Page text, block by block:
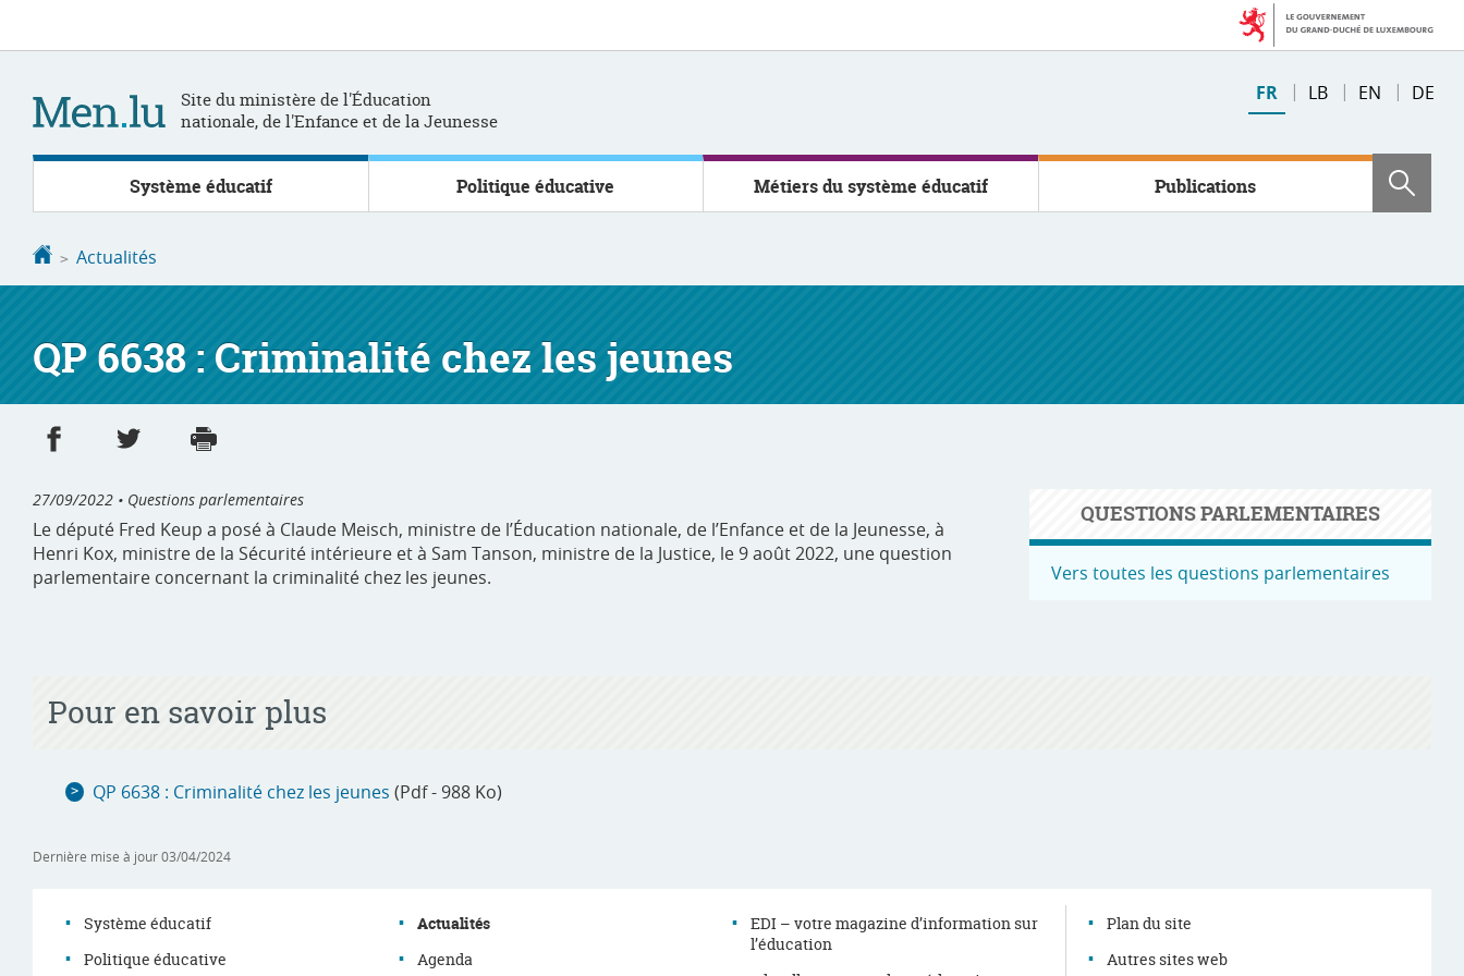
Site du ministère de l'Éducation
nationale, de l'Enfance et de la Jeunesse
Changer
de
FR LB EN DE
Système éducatif Politique éducative Métiers du système éducatif Publications
Accueil
Actualités
QP 6638 : Criminalité chez les jeunes
Partager sur Facebook
Partager sur Twitter
27/09/2022 • Questions parlementaires
Le député Fred Keup a posé à Claude Meisch, ministre de l’Éducation nationale, de l’Enfance et de la Jeunesse, à
Henri Kox, ministre de la Sécurité intérieure et à Sam Tanson, ministre de la Justice, le 9 août 2022, une question
parlementaire concernant la criminalité chez les jeunes.
QUESTIONS PARLEMENTAIRES
Vers toutes les questions parlementaires
Pour en savoir plus
QP 6638 : Criminalité chez les jeunes (Pdf - 988 Ko)
Dernière mise à jour03/04/2024
Système éducatif
Politique éducative
Actualités
Agenda
EDI – votre magazine d’information sur
l’éducation
Plan du site
Autres sites web